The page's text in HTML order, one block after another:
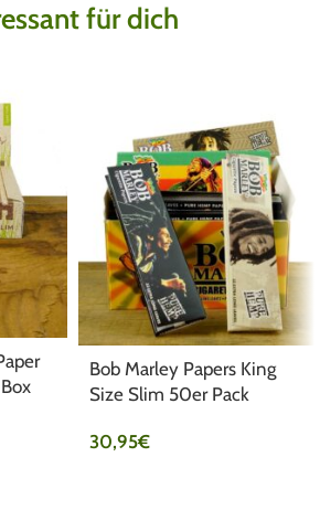
für dich
Bob Marley Papers King
Size Slim 50er Pack
30,95€